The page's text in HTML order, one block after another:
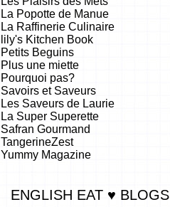
La Popotte de Manue
La Raffinerie Culinaire
lily's Kitchen Book
Petits Beguins
Plus une miette
Pourquoi pas?
Savoirs et Saveurs
Les Saveurs de Laurie
La Super Superette
Safran Gourmand
TangerineZest
Yummy Magazine
ENGLISH EAT ♥ BLOGS